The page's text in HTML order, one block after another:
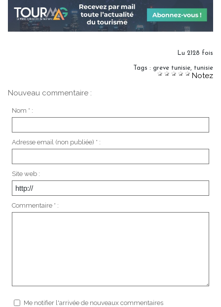
Lu 2128 fois
Tags : greve tunisie, tunisie
Notez
Nouveau commentaire :
Nom * :
Adresse email (non publiée) * :
Site web :
Commentaire * :
Me notifier l'arrivée de nouveaux commentaires